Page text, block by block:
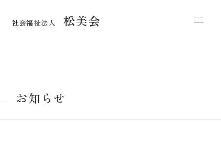
社会福祉法人 松美会
お知らせ